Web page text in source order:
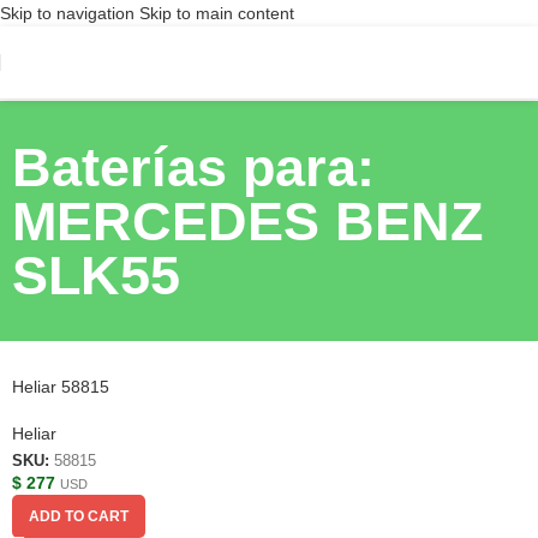
Skip to navigation Skip to main content
Baterías para:
MERCEDES BENZ
SLK55
Heliar 58815
Heliar
SKU: 58815
$ 277 USD
ADD TO CART